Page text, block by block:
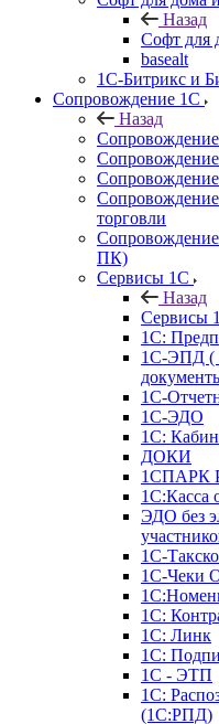
Назад
Софт для
basealt
1С-Битрикс и
Сопровождение 1С
Назад
Сопровождение
торговли
ПК)
Сервисы 1С
Назад
Сервисы
1С:
1С-ЭПД (
1С-
1С-ЭДО
1С:
ДОКИ
1СПАРК
1С:Касса
ЭДО без
1С-
1С-Чеки
1С:
1С: Линк
1С:
1С - ЭТП
1С:
(1С:РПД)